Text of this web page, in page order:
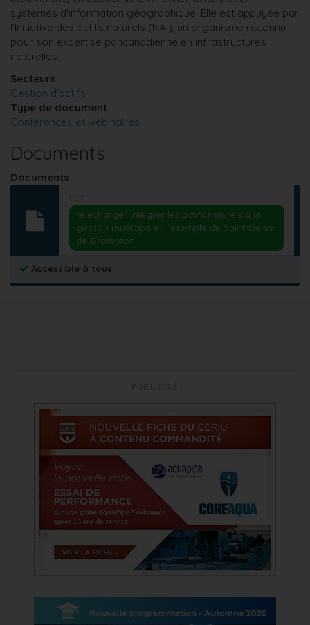
systèmes d'information géographique. Elle est appuyée par
l'Initiative des actifs naturels (NAI), un organisme reconnu
pour son expertise pancanadienne en infrastructures
naturelles.
Secteurs
Gestion d'actifs
Type de document
Conférences et webinaires
Documents
Documents
Télécharger Intégrer les actifs naturels à la
gestion municipale : l’exemple de Saint-Denis-
de-Brompton
Accessible à tous